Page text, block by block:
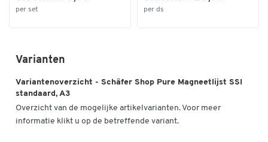
per set per ds
Varianten
Variantenoverzicht - Schäfer Shop Pure Magneetlijst SSI
standaard, A3
Overzicht van de mogelijke artikelvarianten. Voor meer
informatie klikt u op de betreffende variant.